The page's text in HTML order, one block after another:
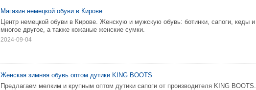
Магазин немецкой обуви в Кирове
Центр немецкой обуви в Кирове. Женскую и мужскую обувь: ботинки, сапоги, кеды и
многое другое, а также кожаные женские сумки.
2024-09-04
Женская зимняя обувь оптом дутики KING BOOTS
Предлагаем мелким и крупным оптом дутики сапоги от производителя KING BOOTS.